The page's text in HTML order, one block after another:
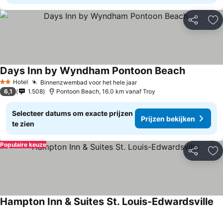
Delen
2 Sterren
Hotel Binnenzwembad voor het hele jaar
Days Inn by Wyndham Pontoon Beach
6,1 1.508 Pontoon Beach, 16.0 km vanaf Troy
Selecteer datums om exacte prijzen
te zien
Prijzen bekijken
Delen
Populaire keuze
Hampton Inn & Suites St. Louis-Edwardsville